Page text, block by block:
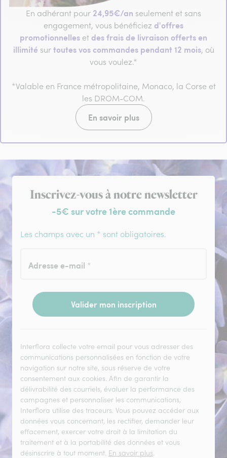
En adhérant pour 24,95€/an seulement et sans
engagement, vous bénéficiez d'offres
promotionnelles et des frais de livraison offerts en
illimité surtoutes vos commandes pendant 12 mois, où
vous voulez.*
*Valable en France métropolitaine, Monaco, la Corse et
les DROM-COM.
En savoir plus
Inscription à la newsletter
Inscrivez-vous à notre newsletter
-5€ sur votre 1ère commande
Les champs avec un * sont obligatoires.
Adresse e-mail *
Valider mon inscription
Interflora collecte votre email pour vous adresser des
communications personnalisées en fonction de votre
navigation sur notre site, sous réserve de votre
consentement aux cookies. Afin de garantir la
délivrabilité des courriels, évaluer la performance des
campagnes et personnaliser les communications,
Interflora utilise des traceurs. Vous pouvez accéder aux
données vous concernant, les rectifier, demander leur
effacement, exercer votre droit à la limitation du
traitement et à la portabilité des données et vous
désinscrire à tout moment. En savoir plus.